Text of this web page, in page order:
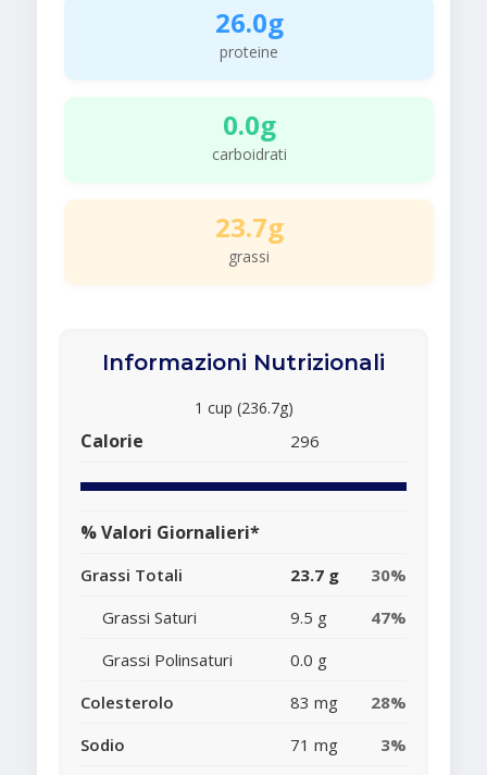
26.0g
proteine
0.0g
carboidrati
23.7g
grassi
Informazioni Nutrizionali
1 cup (236.7g)
Calorie 296
% Valori Giornalieri*
Grassi Totali 23.7 g
30%
Grassi Saturi
9.5 g
47%
Grassi Polinsaturi
0.0 g
Colesterolo
83 mg
28%
Sodio
71 mg
3%